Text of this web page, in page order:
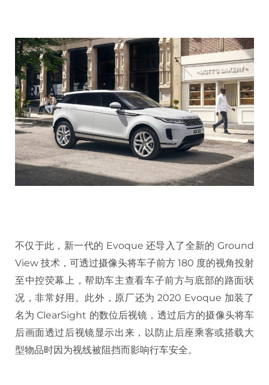
不仅于此，新一代的 Evoque 还导入了全新的 Ground
View 技术，可透过摄像头将车子前方 180 度的视角投射
至中控荧幕上，帮助车主查看车子前方与底部的路面状
况，非常好用。此外，原厂还为 2020 Evoque 加装了
名为 ClearSight 的数位后视镜，透过后方的摄像头将车
后画面透过后视镜显示出来，以防止后座乘客或搭载大
型物品时因为视线被阻挡而影响行车安全。